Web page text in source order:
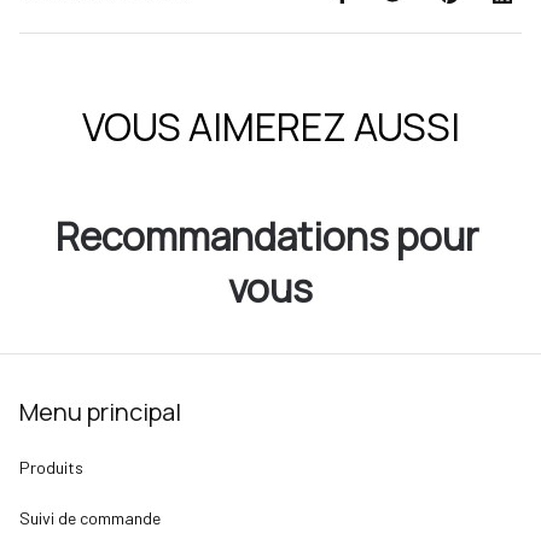
VOUS AIMEREZ AUSSI
Recommandations pour
vous
Menu principal
Produits
Suivi de commande